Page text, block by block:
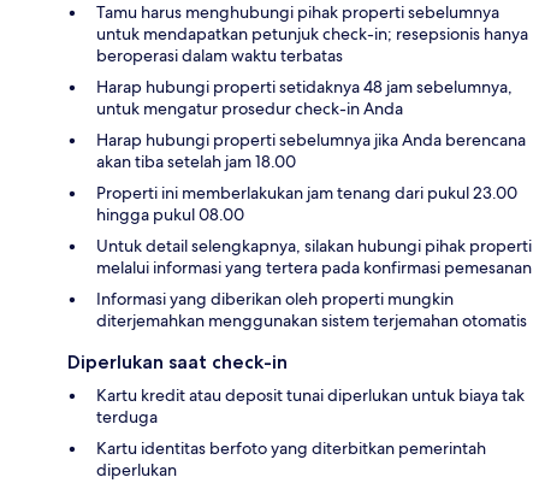
Tamu harus menghubungi pihak properti sebelumnya
untuk mendapatkan petunjuk check-in; resepsionis hanya
beroperasi dalam waktu terbatas
Harap hubungi properti setidaknya 48 jam sebelumnya,
untuk mengatur prosedur check-in Anda
Harap hubungi properti sebelumnya jika Anda berencana
akan tiba setelah jam 18.00
Properti ini memberlakukan jam tenang dari pukul 23.00
hingga pukul 08.00
Untuk detail selengkapnya, silakan hubungi pihak properti
melalui informasi yang tertera pada konfirmasi pemesanan
Informasi yang diberikan oleh properti mungkin
diterjemahkan menggunakan sistem terjemahan otomatis
Diperlukan saat check-in
Kartu kredit atau deposit tunai diperlukan untuk biaya tak
terduga
Kartu identitas berfoto yang diterbitkan pemerintah
diperlukan